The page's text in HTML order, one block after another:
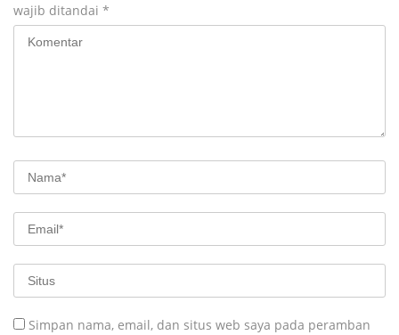
wajib ditandai *
Simpan nama, email, dan situs web saya pada peramban